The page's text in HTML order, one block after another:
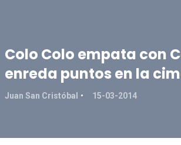
Colo Colo empata con
enreda puntos en la
Juan San Cristóbal 15-03-2014